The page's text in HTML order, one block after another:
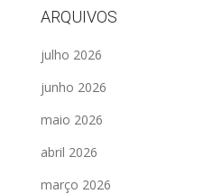
ARQUIVOS
julho 2026
junho 2026
maio 2026
abril 2026
março 2026